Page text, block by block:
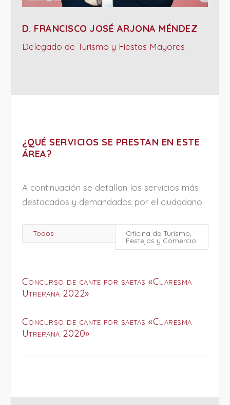
D. FRANCISCO JOSÉ ARJONA MÉNDEZ
Delegado de Turismo y Fiestas Mayores
¿QUÉ SERVICIOS SE PRESTAN EN ESTE
ÁREA?
A continuación se detallan los servicios más
destacados y demandados por el ciudadano.
Todos Oficina de Turismo,
Festejos y Comercio
Concurso de cante por saetas «Cuaresma
Utrerana 2022»
Concurso de cante por saetas «Cuaresma
Utrerana 2020»